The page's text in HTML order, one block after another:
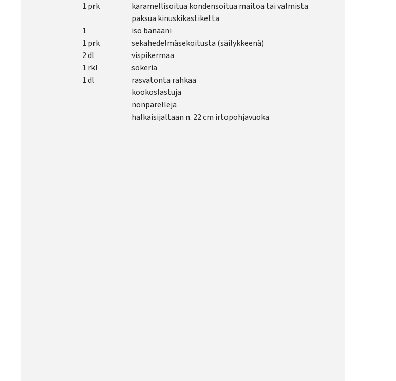
1 prk
karamellisoitua kondensoitua maitoa tai valmista
paksua kinuskikastiketta
1
iso banaani
1 prk
sekahedelmäsekoitusta (säilykkeenä)
2 dl
vispikermaa
1 rkl
sokeria
1 dl
rasvatonta rahkaa
kookoslastuja
nonparelleja
halkaisijaltaan n. 22 cm irtopohjavuoka